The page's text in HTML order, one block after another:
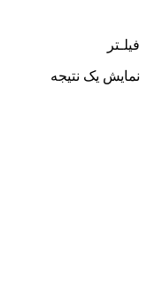
فیلـتر
نمایش یک نتیجه